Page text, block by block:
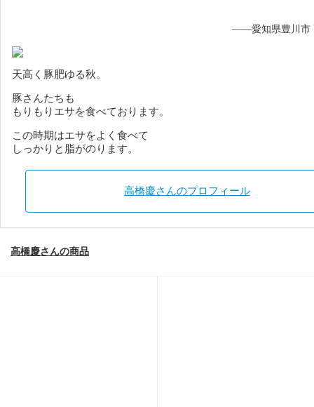
——愛知県豊川市
天高く豚肥ゆる秋。
豚さんたちも
もりもりエサを食べております。
この時期はエサをよく食べて
しっかりと脂がのります。
高橋慶さんのプロフィール
高橋慶さんの商品